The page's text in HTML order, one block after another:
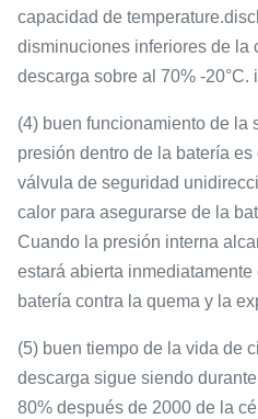
capacidad de
disminuciones inferiores de la
descarga sobre al 70% -20°C.
(4) buen funcionamiento de la
presión dentro de la batería
válvula de seguridad
calor para asegurarse de la
Cuando la presión interna
estará abierta
batería contra la quema y la
(5) buen tiempo de la vida de
descarga sigue siendo
80% después de 2000 de la